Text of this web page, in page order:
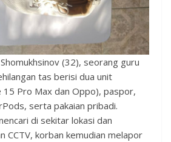
(32), seorang guru
tas berisi dua unit
15 Pro Max dan Oppo), paspor,
serta pakaian pribadi.
di sekitar lokasi dan
CCTV, korban kemudian melapor